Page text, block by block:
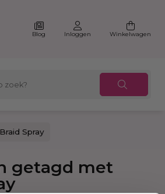
Blog Inloggen Winkelwagen
Braid Spray
getagd met